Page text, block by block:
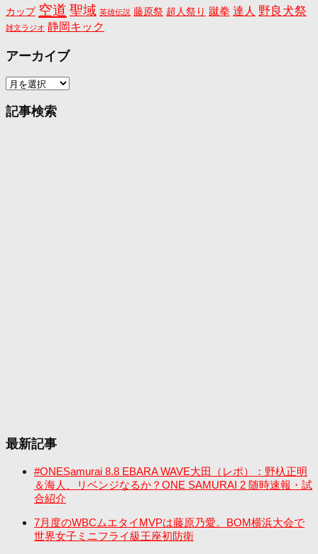
カップ 空道 聖域 英雄伝説 藤原祭 超人祭り 蹴拳 達人 野良犬祭
雑文ラジオ 静岡キック
アーカイブ
ア
カ
記事検索
最新記事
#ONESamurai 8.8 EBARA WAVE大田（レポ）：野杁正明
＆海人、リベンジなるか？ONE SAMURAI 2 随時速報・試
合紹介
7月度のWBCムエタイMVPは藤原乃愛。BOM横浜大会で
世界女子ミニフライ級王座初防衛